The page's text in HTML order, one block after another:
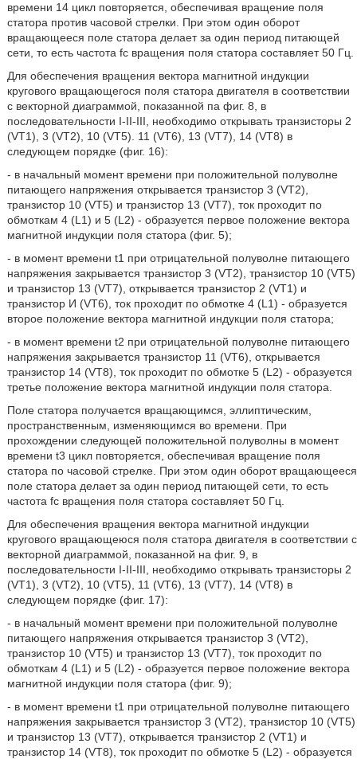
времени 14 цикл повторяется, обеспечивая вращение поля
статора против часовой стрелки. При этом один оборот
вращающееся поле статора делает за один период питающей
сети, то есть частота fc вращения поля статора составляет 50 Гц.
Для обеспечения вращения вектора магнитной индукции
кругового вращающегося поля статора двигателя в соответствии
с векторной диаграммой, показанной па фиг. 8, в
последовательности I-II-III, необходимо открывать транзисторы 2
(VT1), 3 (VT2), 10 (VT5). 11 (VT6), 13 (VT7), 14 (VT8) в
следующем порядке (фиг. 16):
- в начальный момент времени при положительной полуволне
питающего напряжения открывается транзистор 3 (VT2),
транзистор 10 (VT5) и транзистор 13 (VT7), ток проходит по
обмоткам 4 (L1) и 5 (L2) - образуется первое положение вектора
магнитной индукции поля статора (фиг. 5);
- в момент времени t1 при отрицательной полуволне питающего
напряжения закрывается транзистор 3 (VT2), транзистор 10 (VT5)
и транзистор 13 (VT7), открывается транзистор 2 (VT1) и
транзистор И (VT6), ток проходит по обмотке 4 (L1) - образуется
второе положение вектора магнитной индукции поля статора;
- в момент времени t2 при отрицательной полуволне питающего
напряжения закрывается транзистор 11 (VT6), открывается
транзистор 14 (VT8), ток проходит по обмотке 5 (L2) - образуется
третье положение вектора магнитной индукции поля статора.
Поле статора получается вращающимся, эллиптическим,
пространственным, изменяющимся во времени. При
прохождении следующей положительной полуволны в момент
времени t3 цикл повторяется, обеспечивая вращение поля
статора по часовой стрелке. При этом один оборот вращающееся
поле статора делает за один период питающей сети, то есть
частота fc вращения поля статора составляет 50 Гц.
Для обеспечения вращения вектора магнитной индукции
кругового вращающеюся поля статора двигателя в соответствии с
векторной диаграммой, показанной на фиг. 9, в
последовательности I-II-III, необходимо открывать транзисторы 2
(VT1), 3 (VT2), 10 (VT5), 11 (VT6), 13 (VT7), 14 (VT8) в
следующем порядке (фиг. 17):
- в начальный момент времени при положительной полуволне
питающего напряжения открывается транзистор 3 (VT2),
транзистор 10 (VT5) и транзистор 13 (VT7), ток проходит по
обмоткам 4 (L1) и 5 (L2) - образуется первое положение вектора
магнитной индукции поля статора (фиг. 9);
- в момент времени t1 при отрицательной полуволне питающего
напряжения закрывается транзистор 3 (VT2), транзистор 10 (VT5)
и транзистор 13 (VT7), открывается транзистор 2 (VT1) и
транзистор 14 (VT8), ток проходит по обмотке 5 (L2) - образуется